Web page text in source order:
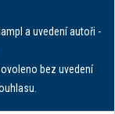
a uvedení autoři -
bez uvedení